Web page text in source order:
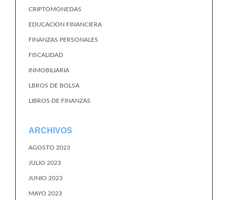
CRIPTOMONEDAS
EDUCACION FINANCIERA
FINANZAS PERSONALES
FISCALIDAD
INMOBILIARIA
LBROS DE BOLSA
LIBROS DE FINANZAS
ARCHIVOS
AGOSTO 2023
JULIO 2023
JUNIO 2023
MAYO 2023